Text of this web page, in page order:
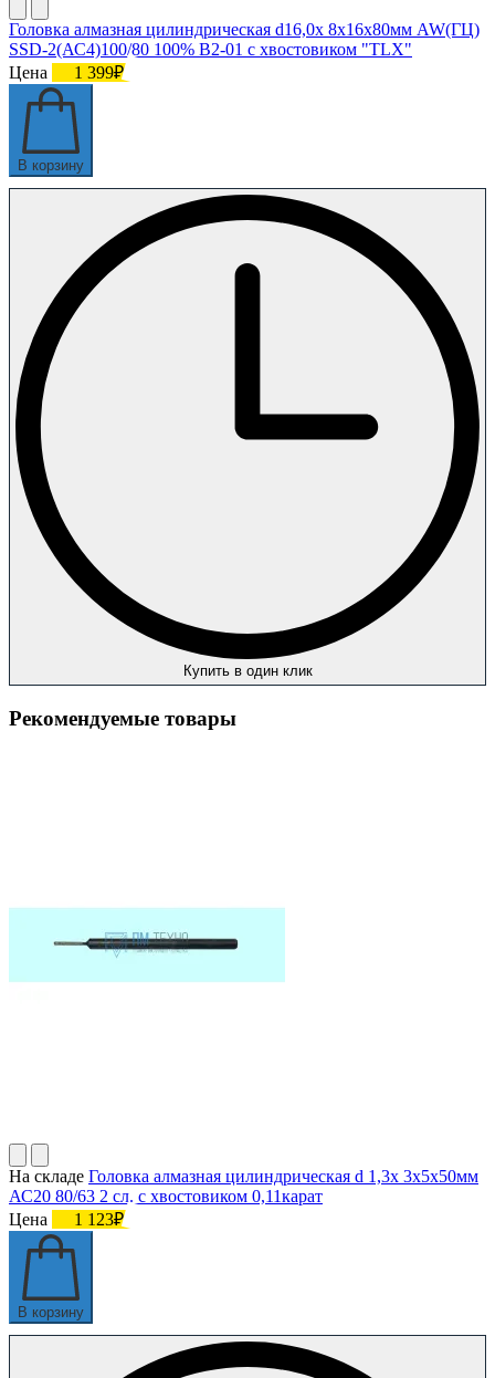
Головка алмазная цилиндрическая d16,0х 8х16х80мм AW(ГЦ)
SSD-2(АС4)100/80 100% В2-01 с хвостовиком "TLX"
Цена
1 399₽
В корзину
Купить в один клик
Рекомендуемые товары
На складе Головка алмазная цилиндрическая d 1,3х 3х5х50мм
АС20 80/63 2 сл. с хвостовиком 0,11карат
Цена
1 123₽
В корзину